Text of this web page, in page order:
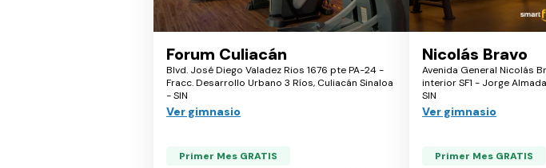
Forum Culiacán
Blvd. José Diego Valadez Rios 1676 pte PA-24 -
Fracc. Desarrollo Urbano 3 Ríos, Culiacán Sinaloa
- SIN
Ver gimnasio
Primer Mes GRATIS
Nicolás Bravo
Avenida General Nicolás
interior SF1 - Jorge
SIN
Ver gimnasio
Primer Mes GRATIS